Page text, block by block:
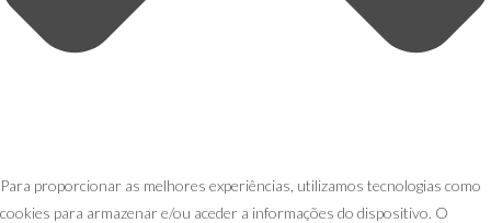
Para proporcionar as melhores experiências, utilizamos tecnologias como
cookies para armazenar e/ou aceder a informações do dispositivo. O